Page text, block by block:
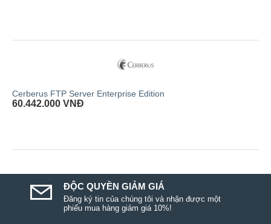
Cerberus FTP Server Enterprise Edition
60.442.000 VNĐ
ĐỘC QUYỀN GIẢM GIÁ
Đăng ký tin của chúng tôi và nhận được một
phiếu mua hàng giảm giá 10%!